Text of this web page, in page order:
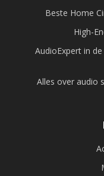
Beste Home
High-
AudioExpert in
Alles over audio